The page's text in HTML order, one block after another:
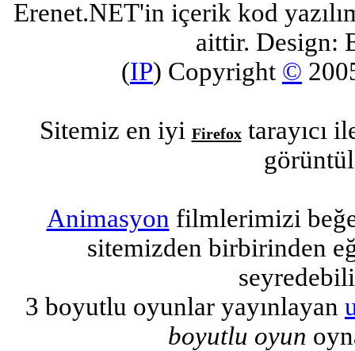
Erenet.NET'in içerik kod
aittir. Design:
(IP) Copyright ©
Sitemiz en iyi Firefoxtarayıcı
Animasyon filmlerimizi
sitemizden birbirinden
3 boyutlu oyunlar yayınlayan
boyutlu oyun